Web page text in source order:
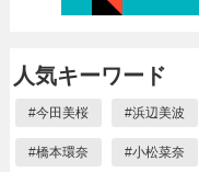
人気キーワード
#今田美桜 #浜辺美波
#橋本環奈 #小松菜奈